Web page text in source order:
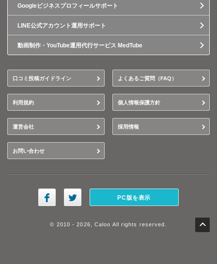
Googleビジネスプロフィールサポート
LINE公式アカウント運用サポート
動画制作・YouTube運用代行サービス MedTube
口コミ投稿ガイドライン よくあるご質問（FAQ）
利用規約 個人情報保護方針
運営会社 採用情報
お問い合わせ
PC版を表示
© 2010 - 2026, Caloo All rights reserved.